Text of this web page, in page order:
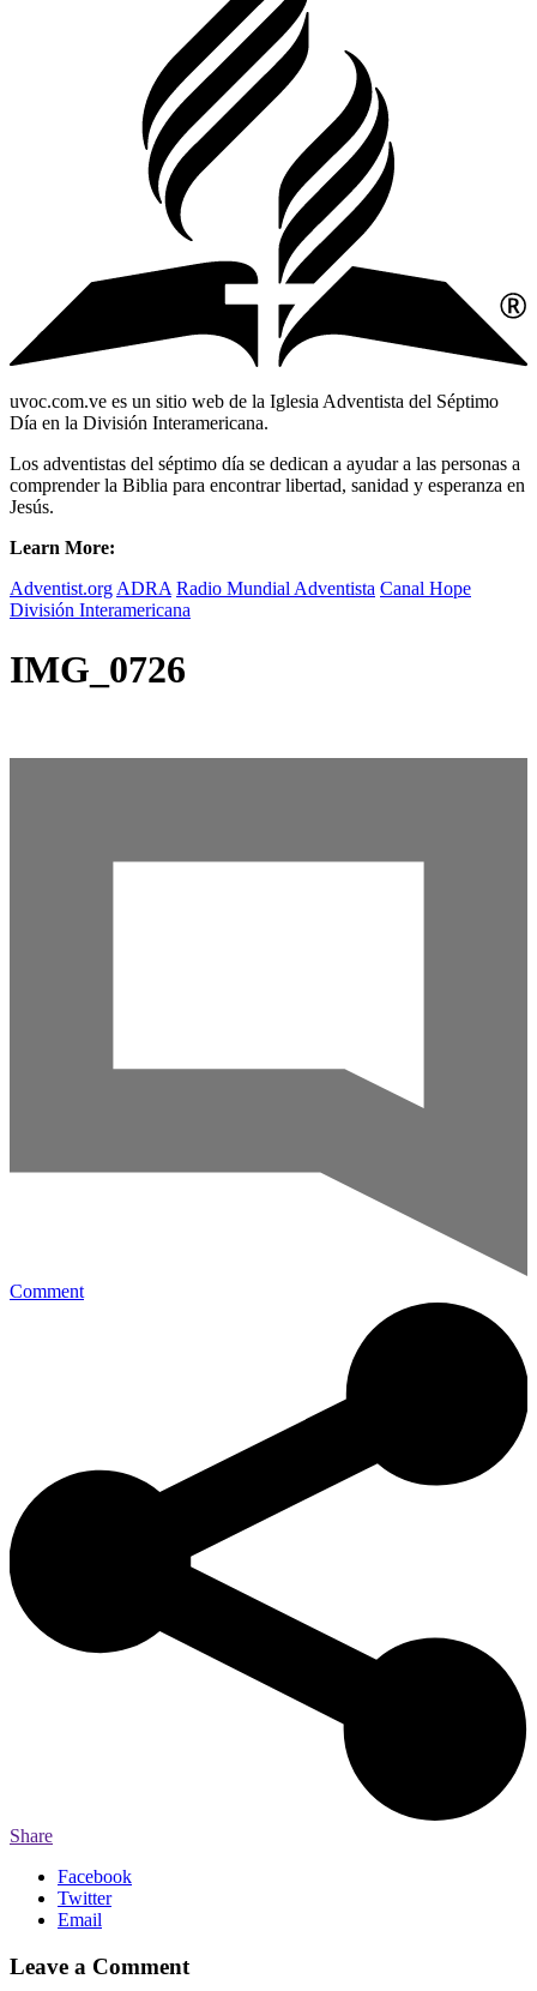
uvoc.com.ve es un sitio web de la Iglesia Adventista del Séptimo
Día en la División Interamericana.
Los adventistas del séptimo día se dedican a ayudar a las personas a
comprender la Biblia para encontrar libertad, sanidad y esperanza en
Jesús.
Learn More:
Adventist.org ADRA Radio Mundial Adventista Canal Hope
División Interamericana
IMG_0726
Comment
Share
Facebook
Twitter
Email
Leave a Comment